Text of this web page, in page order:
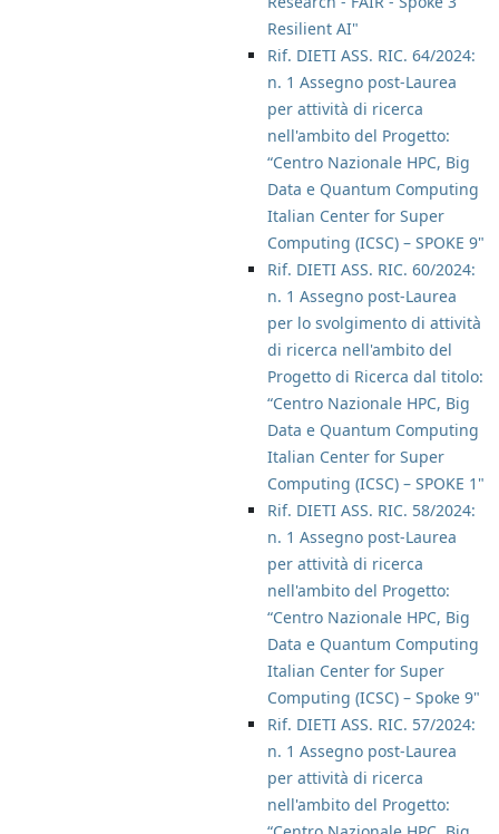
Resilient AI"
Rif. DIETI ASS. RIC. 64/2024:
n. 1 Assegno post-Laurea
per attività di ricerca
nell'ambito del Progetto:
“Centro Nazionale HPC, Big
Data e Quantum Computing
Italian Center for Super
Computing (ICSC) – SPOKE 9"
Rif. DIETI ASS. RIC. 60/2024:
n. 1 Assegno post-Laurea
per lo svolgimento di attività
di ricerca nell'ambito del
Progetto di Ricerca dal titolo:
“Centro Nazionale HPC, Big
Data e Quantum Computing
Italian Center for Super
Computing (ICSC) – SPOKE 1"
Rif. DIETI ASS. RIC. 58/2024:
n. 1 Assegno post-Laurea
per attività di ricerca
nell'ambito del Progetto:
“Centro Nazionale HPC, Big
Data e Quantum Computing
Italian Center for Super
Computing (ICSC) – Spoke 9"
Rif. DIETI ASS. RIC. 57/2024:
n. 1 Assegno post-Laurea
per attività di ricerca
nell'ambito del Progetto: